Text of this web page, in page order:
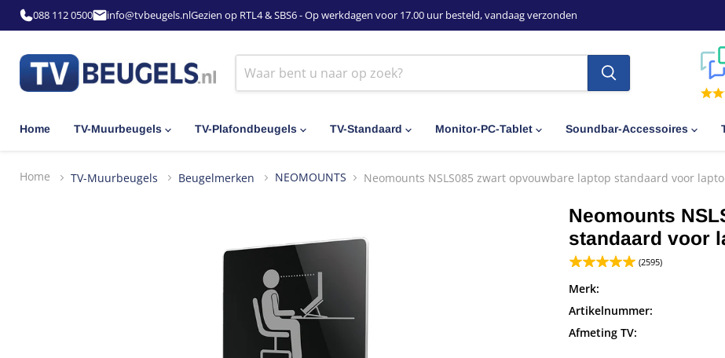
088 112 0500 info@tvbeugels.nlGezien op RTL4 & SBS6 - Op werkdagen voor 17.00 uur besteld, vandaag verzonden
Home TV-Muurbeugels TV-Plafondbeugels TV-Standaard Monitor-PC-Tablet Soundbar-Accessoires
Home TV-Muurbeugels Beugelmerken NEOMOUNTS Neomounts NSLS085 zwart opvouwbare laptop standaard voor
Neomounts
standaard voor
(2595)
Merk:
Artikelnummer:
Afmeting TV: